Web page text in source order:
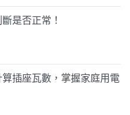
是否正常！
插座瓦數，掌握家庭用電